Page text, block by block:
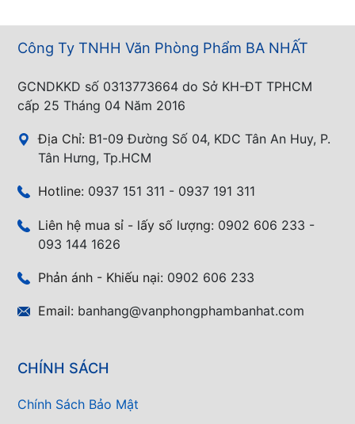
Công Ty TNHH Văn Phòng Phẩm BA NHẤT
GCNDKKD số 0313773664 do Sở KH-ĐT TPHCM
cấp 25 Tháng 04 Năm 2016
Địa Chỉ: B1-09 Đường Số 04, KDC Tân An Huy, P.
Tân Hưng, Tp.HCM
Hotline: 0937 151 311 - 0937 191 311
Liên hệ mua sỉ - lấy số lượng: 0902 606 233 -
093 144 1626
Phản ánh - Khiếu nại: 0902 606 233
Email: banhang@vanphongphambanhat.com
CHÍNH SÁCH
Chính Sách Bảo Mật